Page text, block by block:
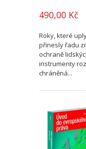
490,00 Kč
Roky, které
přinesly řadu
ochraně
instrumenty
chráněná...